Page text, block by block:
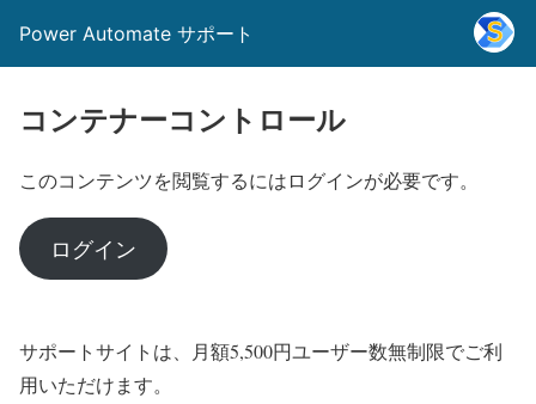
Power Automate サポート
コンテナーコントロール
このコンテンツを閲覧するにはログインが必要です。
ログイン
サポートサイトは、月額5,500円ユーザー数無制限でご利
用いただけます。